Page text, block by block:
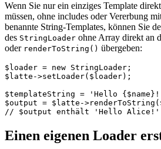
Wenn Sie nur ein einziges Template
müssen, ohne includes oder Vererbung
benannte String-Templates, können Sie
des StringLoader ohne Array direkt an
oder renderToString() übergeben:
$loader = new StringLoader;
$latte->setLoader($loader);
$templateString = 'Hello
$output = $latte-
Einen eigenen Loader